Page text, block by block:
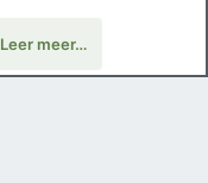
Leer meer…